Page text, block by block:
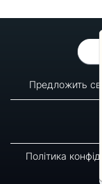
Предложить
Політика